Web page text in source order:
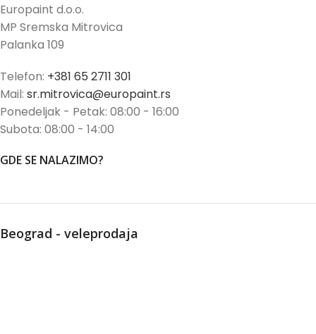
Europaint d.o.o.
MP Sremska Mitrovica
Palanka 109
Telefon: +381 65 2711 301
Mail: sr.mitrovica@europaint.rs
Ponedeljak - Petak: 08:00 - 16:00
Subota: 08:00 - 14:00
GDE SE NALAZIMO?
Beograd - veleprodaja